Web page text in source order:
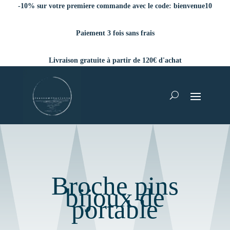
-10% sur votre premiere commande avec le code: bienvenue10
Paiement 3 fois sans frais
Livraison gratuite à partir de 120€ d'achat
Broche pins
bijoux de
portable